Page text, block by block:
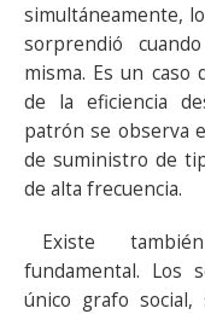
simultáneamente,
sorprendió
misma. Es un caso
de la eficiencia
patrón se observa
de suministro de
de alta frecuencia.
Existe
fundamental. Los
único grafo